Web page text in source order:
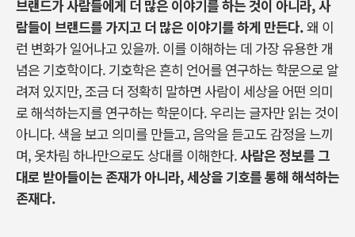
브랜드가사람들에게 더 많은 이야기를하는 것이 아니라,사
람들이 브랜드를 가지고 더 많은 이야기를하게 만든다.왜 이
런 변화가 일어나고 있을까. 이를 이해하는 데 가장유용한 개
념은 기호학이다. 기호학은 흔히 언어를 연구하는 학문으로 알
려져 있지만,조금 더 정확히 말하면 사람이 세상을 어떤 의미
로해석하는지를 연구하는 학문이다.우리는 글자만 읽는 것이
아니다.색을보고 의미를 만들고, 음악을 듣고도 감정을 느끼
며,옷차림 하나만으로도 상대를 이해한다.사람은 정보를그
대로 받아들이는 존재가아니라,세상을 기호를통해해석하는
존재다.